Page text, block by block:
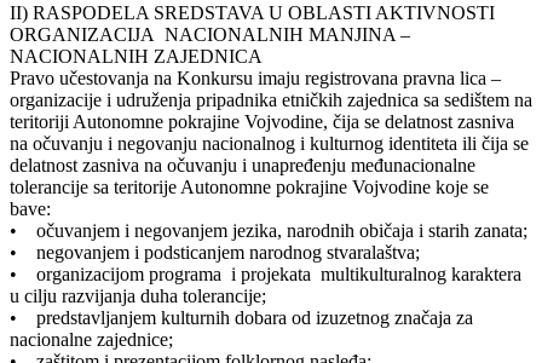
II) RASPODELA SREDSTAVA U OBLASTI AKTIVNOSTI
ORGANIZACIJA NACIONALNIH MANJINA –
NACIONALNIH ZAJEDNICA
Pravo učestovanja na Konkursu imaju registrovana pravna lica –
organizacije i udruženja pripadnika etničkih zajednica sa sedištem na
teritoriji Autonomne pokrajine Vojvodine, čija se delatnost zasniva
na očuvanju i negovanju nacionalnog i kulturnog identiteta ili čija se
delatnost zasniva na očuvanju i unapređenju međunacionalne
tolerancije sa teritorije Autonomne pokrajine Vojvodine koje se
bave:
• očuvanjem i negovanjem jezika, narodnih običaja i starih zanata;
• negovanjem i podsticanjem narodnog stvaralaštva;
• organizacijom programa i projekata multikulturalnog karaktera
u cilju razvijanja duha tolerancije;
• predstavljanjem kulturnih dobara od izuzetnog značaja za
nacionalne zajednice;